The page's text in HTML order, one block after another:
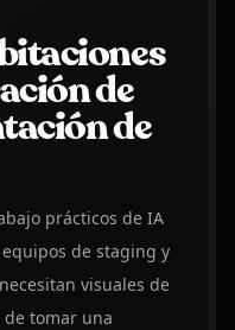
de
de
prácticos de IA
de staging y
visuales de
de tomar una